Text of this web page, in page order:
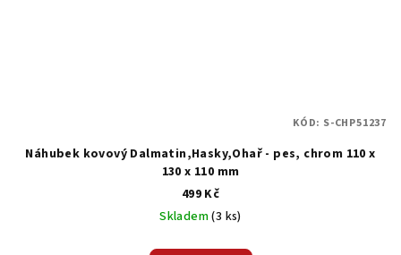
Náhubek kovový Dalmatin,Hasky,Ohař - pes, chrom 110 x
130 x 110 mm
499 Kč
Skladem(3 ks)
KÓD: S-CHP51237